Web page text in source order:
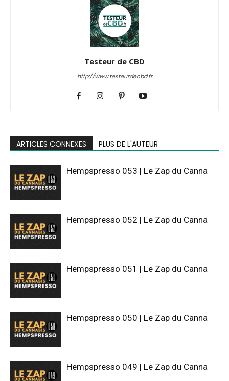
Testeur de CBD
http://www.testeurdecbd.fr
ARTICLES CONNEXES PLUS DE L'AUTEUR
Hempspresso 053 | Le Zap du Canna
Hempspresso 052 | Le Zap du Canna
Hempspresso 051 | Le Zap du Canna
Hempspresso 050 | Le Zap du Canna
Hempspresso 049 | Le Zap du Canna